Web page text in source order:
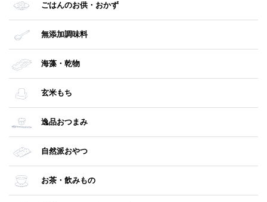
ごはんのお供・おかず
無添加調味料
海藻・乾物
玄米もち
逸品おつまみ
自然派おやつ
お茶・飲みもの